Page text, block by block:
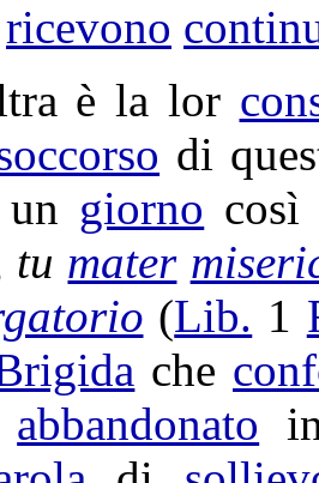
ricevono
è la lor
di
un giorno così
tu mater
(Lib. 1
che
abbandonato